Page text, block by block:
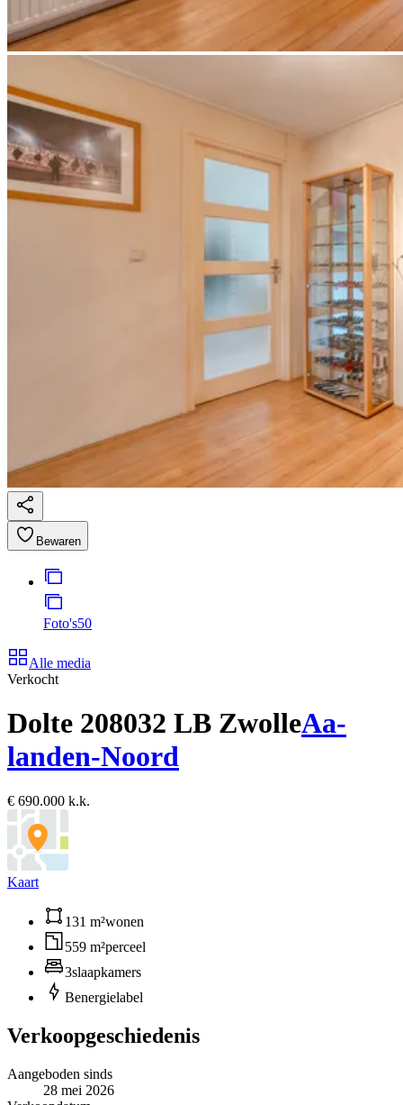
Bewaren
Foto's50
Alle media
Verkocht
Dolte 208032 LB ZwolleAa-
landen-Noord
€ 690.000 k.k.
Kaart
131 m²wonen
559 m²perceel
3slaapkamers
Benergielabel
Verkoopgeschiedenis
Aangeboden sinds
28 mei 2026